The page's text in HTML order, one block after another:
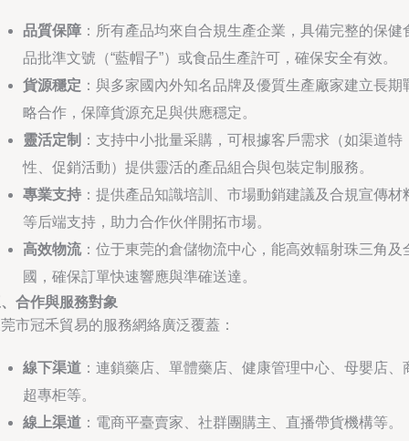
品質保障 ：所有產品均來自合規生產企業，具備完整的保健
品批準文號（“藍帽子”）或食品生產許可，確保安全有效。
貨源穩定 ：與多家國內外知名品牌及優質生產廠家建立長期
略合作，保障貨源充足與供應穩定。
靈活定制 ：支持中小批量采購，可根據客戶需求（如渠道特
性、促銷活動）提供靈活的產品組合與包裝定制服務。
專業支持 ：提供產品知識培訓、市場動銷建議及合規宣傳材
等后端支持，助力合作伙伴開拓市場。
高效物流：位于東莞的倉儲物流中心，能高效輻射珠三角及
國，確保訂單快速響應與準確送達。
合作與服務對象
市冠禾貿易的服務網絡廣泛覆蓋：
線下渠道 ：連鎖藥店、單體藥店、健康管理中心、母嬰店、
超專柜等。
線上渠道 ：電商平臺賣家、社群團購主、直播帶貨機構等。